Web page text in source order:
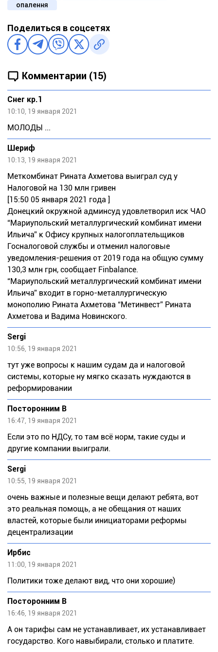
опалення
Поделиться в соцсетях
Комментарии (15)
Снег кр.1
10:10, 19 января 2021
МОЛОДЫ ...
Шериф
10:13, 19 января 2021
Меткомбинат Рината Ахметова выиграл суд у
Налоговой на 130 млн гривен
[15:50 05 января 2021 года ]
Донецкий окружной админсуд удовлетворил иск ЧАО
“Мариупольский металлургический комбинат имени
Ильича” к Офису крупных налогоплательщиков
Госналоговой службы и отменил налоговые
уведомления-решения от 2019 года на общую сумму
130,3 млн грн, сообщает Finbalance.
“Мариупольский металлургический комбинат имени
Ильича” входит в горно-металлургическую
монополию Рината Ахметова “Метинвест” Рината
Ахметова и Вадима Новинского.
Sergi
10:56, 19 января 2021
тут уже вопросы к нашим судам да и налоговой
системы, которые ну мягко сказать нуждаются в
реформировании
Посторонним В
16:47, 19 января 2021
Если это по НДСу, то там всё норм, такие суды и
другие компании выиграли.
Sergi
10:55, 19 января 2021
очень важные и полезные вещи делают ребята, вот
это реальная помощь, а не обещания от наших
властей, которые были инициаторами реформы
децентрализации
Ирбис
11:00, 19 января 2021
Политики тоже делают вид, что они хорошие)
Посторонним В
16:46, 19 января 2021
А он тарифы сам не устанавливает, их устанавливает
государство. Кого навыбирали, столько и платите.